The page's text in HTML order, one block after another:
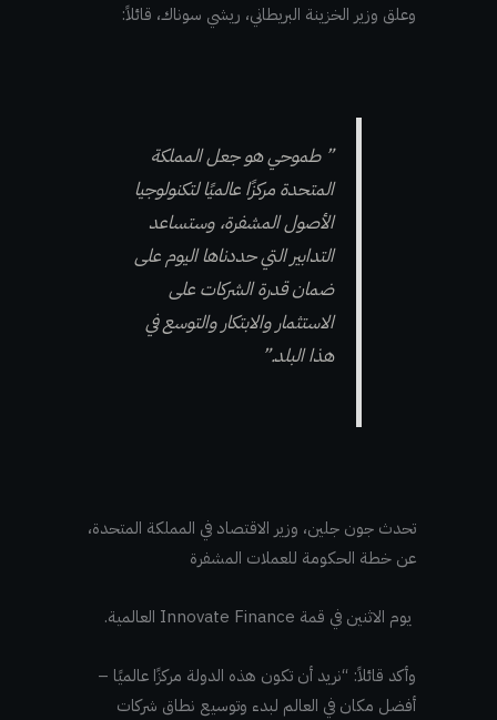
وعلق وزير الخزينة البريطاني، ريشي سوناك، قائلاً:
” طموحي هو جعل المملكة
المتحدة مركزًا عالميًا لتكنولوجيا
الأصول المشفرة، وستساعد
التدابير التي حددناها اليوم على
ضمان قدرة الشركات على
الاستثمار والابتكار والتوسع في
هذا البلد.”
تحدث جون جلين، وزير الاقتصاد في المملكة المتحدة،
عن خطة الحكومة للعملات المشفرة
يوم الاثنين في قمة Innovate Finance العالمية.
وأكد قائلاً: “نريد أن تكون هذه الدولة مركزًا عالميًا –
أفضل مكان في العالم لبدء وتوسيع نطاق شركات